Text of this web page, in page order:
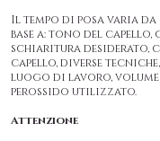
Il tempo di posa varia da
base a: tono del capello,
schiaritura desiderato,
capello, diverse
luogo di lavoro,
perossido utilizzato.
Attenzione